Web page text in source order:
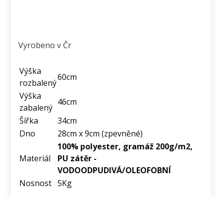
Vyrobeno v Čr
Výška
rozbalený
60cm
Výška
zabalený
46cm
Šířka
34cm
Dno
28cm x 9cm (zpevněné)
Materiál
100% polyester, gramáž 200g/m2,
PU zátěr -
VODOODPUDIVÁ/OLEOFOBNÍ
Nosnost 5Kg